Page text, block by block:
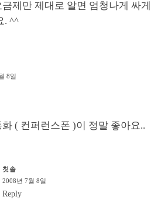
제만 제대로 알면 엄청나게 싸게
. ^^
8일
( 컨퍼런스폰 )이 정말 좋아요..
칫솔
2008년 7월 8일
Reply